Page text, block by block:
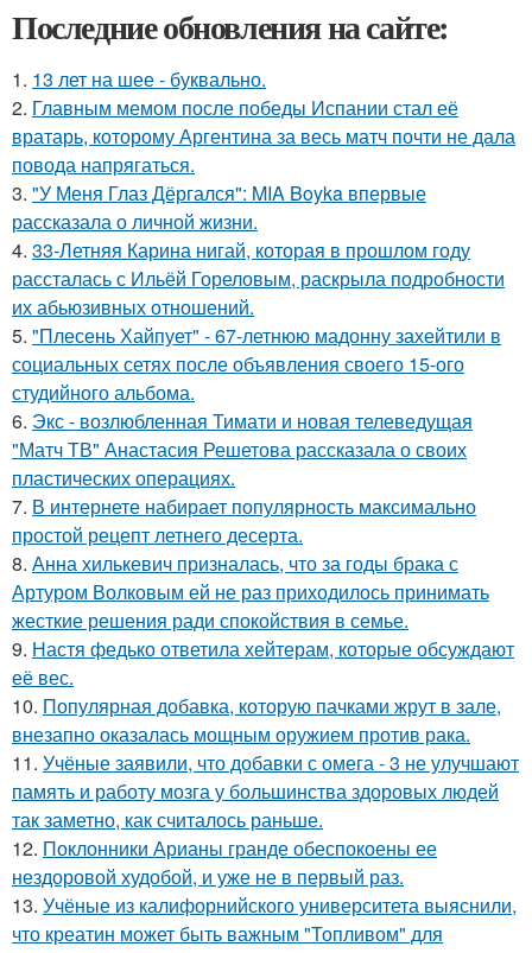
Последние обновления на сайте:
1. 13 лет на шее - буквально.
2. Главным мемом после победы Испании стал её
вратарь, которому Аргентина за весь матч почти не дала
повода напрягаться.
3. "У Меня Глаз Дёргался": MIA Boyka впервые
рассказала о личной жизни.
4. 33-Летняя Карина нигай, которая в прошлом году
рассталась с Ильёй Гореловым, раскрыла подробности
их абьюзивных отношений.
5. "Плесень Хайпует" - 67-летнюю мадонну захейтили в
социальных сетях после объявления своего 15-ого
студийного альбома.
6. Экс - возлюбленная Тимати и новая телеведущая
"Матч ТВ" Анастасия Решетова рассказала о своих
пластических операциях.
7. В интернете набирает популярность максимально
простой рецепт летнего десерта.
8. Анна хилькевич призналась, что за годы брака с
Артуром Волковым ей не раз приходилось принимать
жесткие решения ради спокойствия в семье.
9. Настя федько ответила хейтерам, которые обсуждают
её вес.
10. Популярная добавка, которую пачками жрут в зале,
внезапно оказалась мощным оружием против рака.
11. Учёные заявили, что добавки с омега - 3 не улучшают
память и работу мозга у большинства здоровых людей
так заметно, как считалось раньше.
12. Поклонники Арианы гранде обеспокоены ее
нездоровой худобой, и уже не в первый раз.
13. Учёные из калифорнийского университета выяснили,
что креатин может быть важным "Топливом" для